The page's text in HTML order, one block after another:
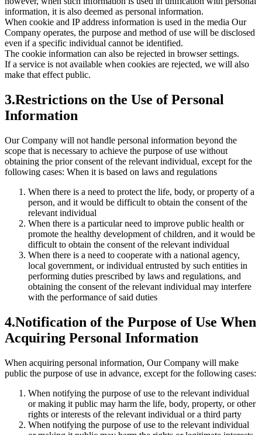
information, it is also deemed as personal information.
When cookie and IP address information is used in the media Our
Company operates, the purpose and method of use will be disclosed
even if a specific individual cannot be identified.
The cookie information can also be rejected in browser settings.
If a service is not available when cookies are rejected, we will also
make that effect public.
3.Restrictions on the Use of Personal
Information
Our Company will not handle personal information beyond the
scope that is necessary to achieve the purpose of use without
obtaining the prior consent of the relevant individual, except for the
following cases: When it is based on laws and regulations
When there is a need to protect the life, body, or property of a
person, and it would be difficult to obtain the consent of the
relevant individual
When there is a particular need to improve public health or
promote the healthy development of children, and it would be
difficult to obtain the consent of the relevant individual
When there is a need to cooperate with a national agency,
local government, or individual entrusted by such entities in
performing duties prescribed by laws and regulations, and
obtaining the consent of the relevant individual may interfere
with the performance of said duties
4.Notification of the Purpose of Use When
Acquiring Personal Information
When acquiring personal information, Our Company will make
public the purpose of use in advance, except for the following cases:
When notifying the purpose of use to the relevant individual
or making it public may harm the life, body, property, or other
rights or interests of the relevant individual or a third party
When notifying the purpose of use to the relevant individual